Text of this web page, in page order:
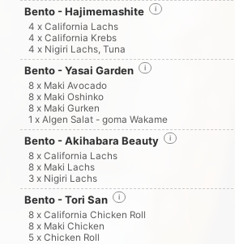
Bento - Hajimemashite i
4 x California Lachs
4 x California Krebs
4 x Nigiri Lachs, Tuna
Bento - Yasai Garden i
8 x Maki Avocado
8 x Maki Oshinko
8 x Maki Gurken
1 x Algen Salat - goma Wakame
Bento - Akihabara Beauty i
8 x California Lachs
8 x Maki Lachs
3 x Nigiri Lachs
Bento - Tori San i
8 x California Chicken Roll
8 x Maki Chicken
5 x Chicken Roll